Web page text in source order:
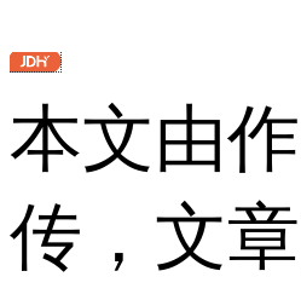
本文由
传，文